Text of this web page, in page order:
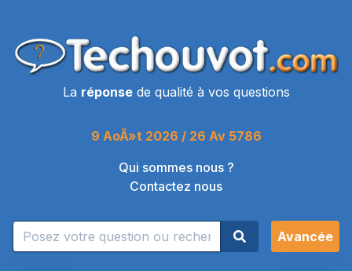
La réponsede qualité à vos questions
9 AoÃ»t 2026 / 26 Av 5786
Qui sommes nous ?
Contactez nous
Avancée